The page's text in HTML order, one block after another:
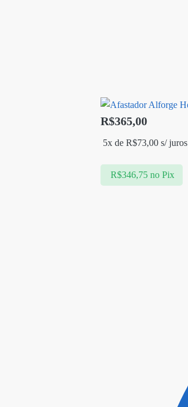
R$365,00
5x de R$73,00s/ juros
R$346,75 no Pix